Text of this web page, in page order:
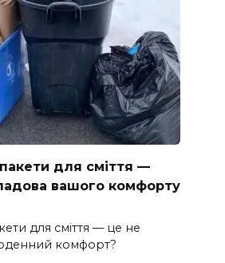
пакети для сміття —
вашого комфорту
для сміття — це не
комфорт?